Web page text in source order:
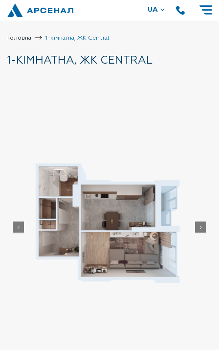
UA
Головна 1-кімнатна, ЖК Central
1-КІМНАТНА, ЖК CENTRAL